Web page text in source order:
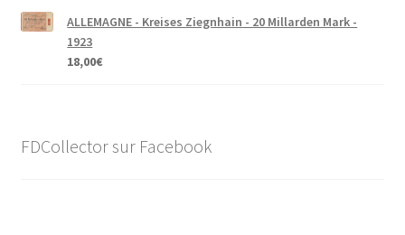
ALLEMAGNE - Kreises Ziegnhain - 20 Millarden Mark -
1923
18,00€
FDCollector sur Facebook